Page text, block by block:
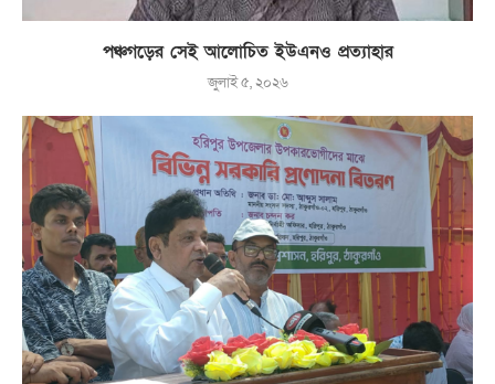
পঞ্চগড়ের সেই আলোচিত ইউএনও প্রত্যাহার
জুলাই ৫, ২০২৬